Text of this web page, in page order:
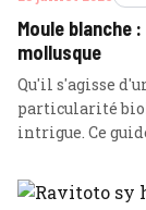
Moule blanche
mollusque
Qu'il s'agisse
particularité
intrigue. Ce